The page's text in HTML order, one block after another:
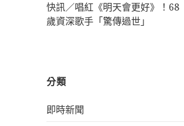
快訊／唱紅《明天會更好》！68
歲資深歌手「驚傳過世」
分類
即時新聞